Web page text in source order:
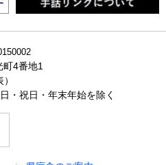
4番地1
・祝日・年末年始を除く